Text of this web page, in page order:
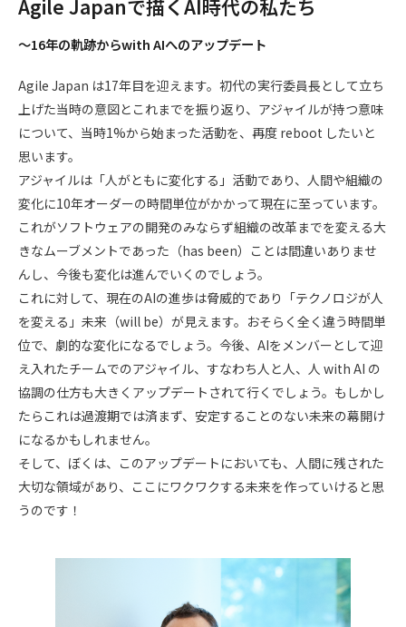
Agile Japanで描くAI時代の私たち
〜16年の軌跡からwith AIへのアップデート
Agile Japan は17年目を迎えます。初代の実行委員長として立ち
上げた当時の意図とこれまでを振り返り、アジャイルが持つ意味
について、当時1%から始まった活動を、再度 reboot したいと
思います。
アジャイルは「人がともに変化する」活動であり、人間や組織の
変化に10年オーダーの時間単位がかかって現在に至っています。
これがソフトウェアの開発のみならず組織の改革までを変える大
きなムーブメントであった（has been）ことは間違いありませ
んし、今後も変化は進んでいくのでしょう。
これに対して、現在のAIの進歩は脅威的であり「テクノロジが人
を変える」未来（will be）が見えます。おそらく全く違う時間単
位で、劇的な変化になるでしょう。今後、AIをメンバーとして迎
え入れたチームでのアジャイル、すなわち人と人、人 with AI の
協調の仕方も大きくアップデートされて行くでしょう。もしかし
たらこれは過渡期では済まず、安定することのない未来の幕開け
になるかもしれません。
そして、ぼくは、このアップデートにおいても、人間に残された
大切な領域があり、ここにワクワクする未来を作っていけると思
うのです！